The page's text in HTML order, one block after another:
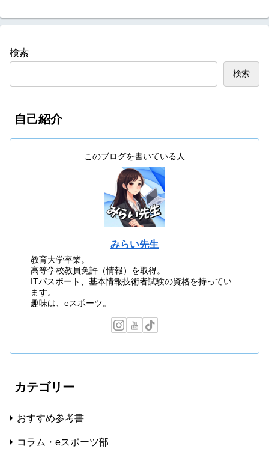
検索
検索
自己紹介
このブログを書いている人
みらい先生
教育大学卒業。
高等学校教員免許（情報）を取得。
ITパスポート、基本情報技術者試験の資格を持ってい
ます。
趣味は、eスポーツ。
カテゴリー
おすすめ参考書
コラム・eスポーツ部